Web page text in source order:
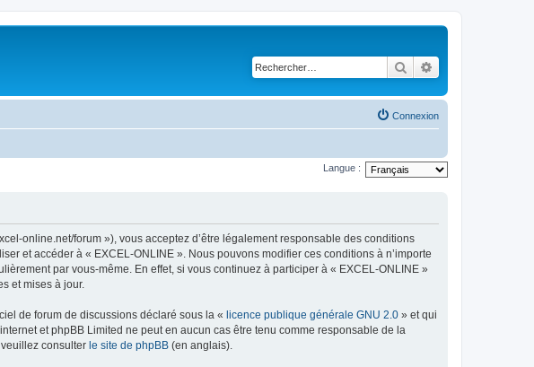
Rechercher
Connexion
Langue :
online.net/forum »), vous acceptez d’être légalement responsable des conditions
et accéder à « EXCEL-ONLINE ». Nous pouvons modifier ces conditions à n’importe
par vous-même. En effet, si vous continuez à participer à « EXCEL-ONLINE »
et mises à jour.
de forum de discussions déclaré sous la « licence publique générale GNU 2.0 » et qui
et phpBB Limited ne peut en aucun cas être tenu comme responsable de la
consulter le site de phpBB (en anglais).